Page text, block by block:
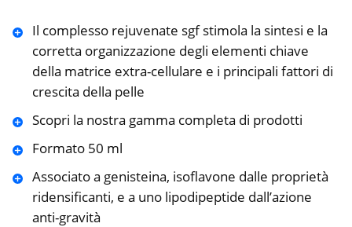
Il complesso rejuvenate sgf stimola la sintesi e la
corretta organizzazione degli elementi chiave
della matrice extra-cellulare e i principali fattori di
crescita della pelle
Scopri la nostra gamma completa di prodotti
Formato 50 ml
Associato a genisteina, isoflavone dalle proprietà
ridensificanti, e a uno lipodipeptide dall’azione
anti-gravità